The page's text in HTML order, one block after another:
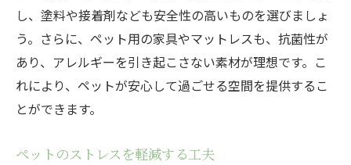
し、塗料や接着剤なども安全性の高いものを選びましょ
う。さらに、ペット用の家具やマットレスも、抗菌性が
あり、アレルギーを引き起こさない素材が理想です。こ
れにより、ペットが安心して過ごせる空間を提供するこ
とができます。
ペットのストレスを軽減する工夫